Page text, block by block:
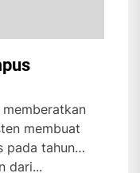
membuat
pada tahun
dari...